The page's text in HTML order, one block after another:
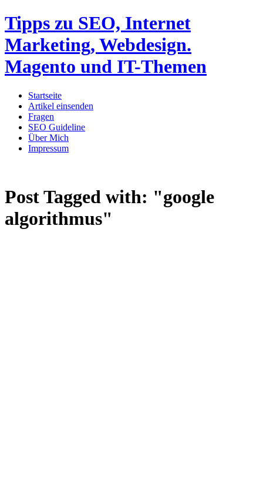
Tipps zu SEO, Internet
Marketing, Webdesign.
Magento und IT-Themen
Startseite
Artikel einsenden
Fragen
SEO Guideline
Über Mich
Impressum
Post Tagged with: "google
algorithmus"